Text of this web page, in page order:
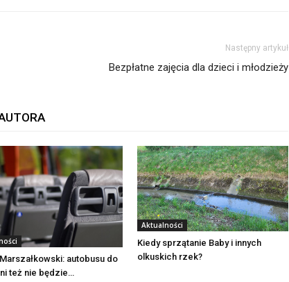
Następny artykuł
Bezpłatne zajęcia dla dzieci i młodzieży
autobusu do
też nie będzie…
Aktualności
Kiedy sprzątanie Baby i innych
olkuskich rzek?